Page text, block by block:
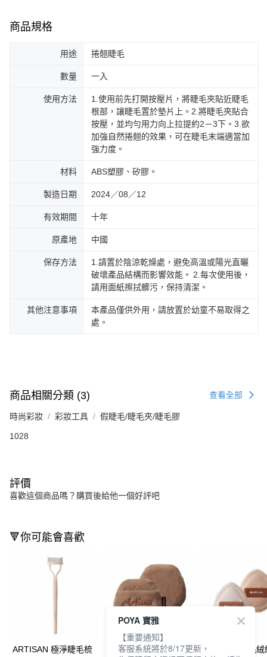
商品規格
用途 捲翹睫毛
數量 一入
使用方法
1.使用前先打開按壓片，將睫毛夾貼近睫毛
根部，讓睫毛置於墊片上。2.將睫毛夾貼合
按壓，並均勻用力向上拉提約2－3下。3.欲
加強自然捲翹的效果，可在睫毛末端適當加
強力度。
材料 ABS塑膠、矽膠。
製造日期 2024／08／12
有效期間 十年
原產地 中國
保存方法
1.請置於陰涼乾燥處，避免高溫或陽光直曬
破壞產品結構而影響效能。 2.每次使用後，
請用面紙擦拭髒污，保持清潔。
其他注意事項
本產品僅供外用，請放置於幼童不易取得之
處。
商品相關分類 (3) 查看全部
時尚彩妝 彩妝工具 假睫毛/睫毛夾/睫毛膠
1028
評價
喜歡這個商品嗎？購買後給他一個好評吧
🔻你可能會喜歡
ARTISAN 極淨睫毛梳
ARTISAN 毛毛絨絨蜜
ARTISAN 毛毛
POYA 寶雅
【重要通知】
客服系統將於8/17更新，